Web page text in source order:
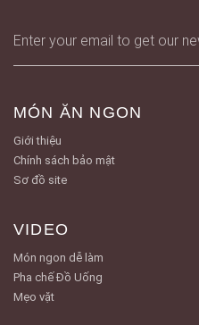
MÓN ĂN NGON
Giới thiệu
Chính sách bảo mật
Sơ đồ site
VIDEO
Món ngon dễ làm
Pha chế Đồ Uống
Mẹo vặt